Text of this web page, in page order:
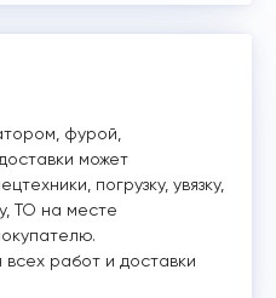
фурой,
может
погрузку, увязку,
ТО на месте
всех работ и доставки